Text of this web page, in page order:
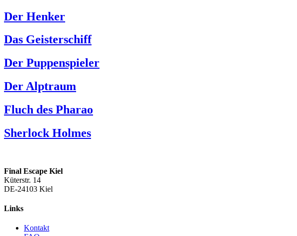
Der Henker
Das Geisterschiff
Der Puppenspieler
Der Alptraum
Fluch des Pharao
Sherlock Holmes
Final Escape Kiel
Küterstr. 14
DE-24103 Kiel
Links
Kontakt